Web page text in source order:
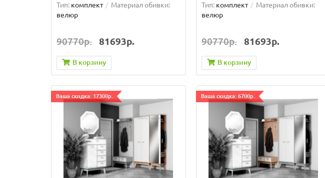
Тип: комплект
Материал обивки:
велюр
90770р. 81693р.
В корзину
Тип: комплект
Материал обивки:
велюр
90770р. 81693р.
В корзину
Ваша скидка: 17300р. Ваша скидка: 6700р.